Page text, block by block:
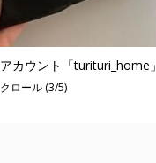
カウント「turituri_home」
ロール (3/5)